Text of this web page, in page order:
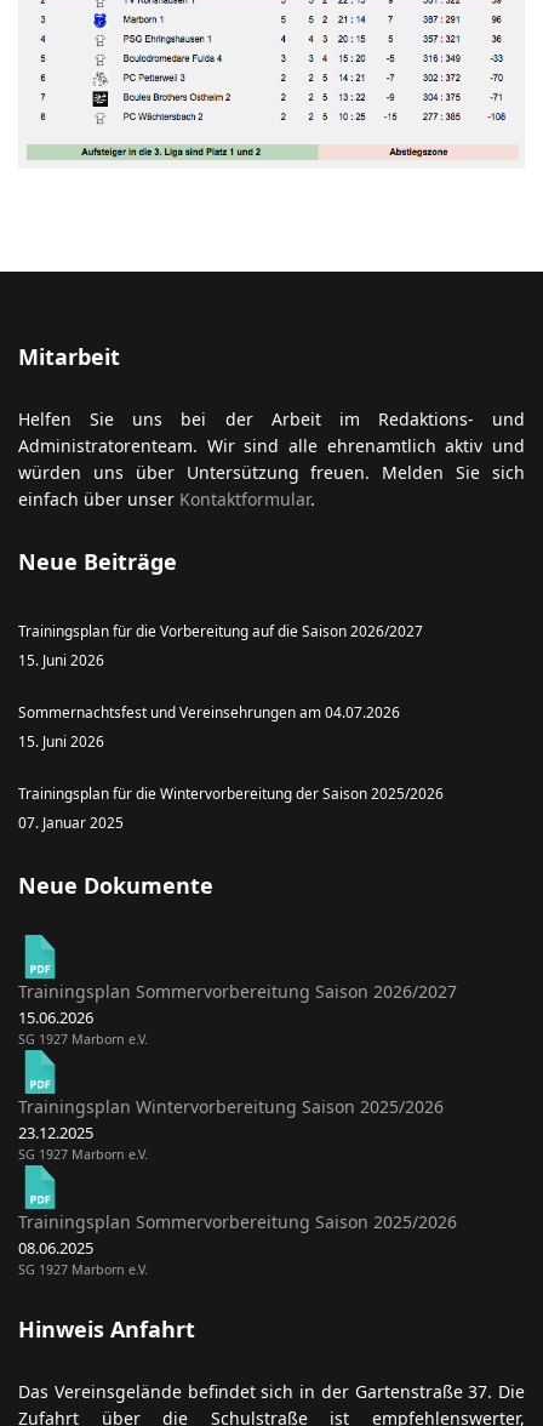
Mitarbeit
Helfen Sie uns bei der Arbeit im Redaktions- und
Administratorenteam. Wir sind alle ehrenamtlich aktiv und
würden uns über Untersützung freuen. Melden Sie sich
einfach über unser Kontaktformular.
Neue Beiträge
Trainingsplan für die Vorbereitung auf die Saison 2026/2027
15. Juni 2026
Sommernachtsfest und Vereinsehrungen am 04.07.2026
15. Juni 2026
Trainingsplan für die Wintervorbereitung der Saison 2025/2026
07. Januar 2025
Neue Dokumente
Trainingsplan Sommervorbereitung Saison 2026/2027
15.06.2026
SG 1927 Marborn e.V.
Trainingsplan Wintervorbereitung Saison 2025/2026
23.12.2025
SG 1927 Marborn e.V.
Trainingsplan Sommervorbereitung Saison 2025/2026
08.06.2025
SG 1927 Marborn e.V.
Hinweis Anfahrt
Das Vereinsgelände befindet sich in der Gartenstraße 37. Die
Zufahrt über die Schulstraße ist empfehlenswerter,